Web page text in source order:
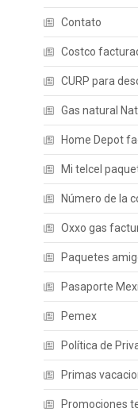
Contato
Costco
CURP para
Gas natural
Home Depot
Mi telcel
Número de la
Oxxo gas
Paquetes
Pasaporte
Pemex
Política de
Primas
Promociones